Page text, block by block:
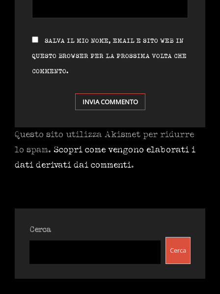
SALVA IL MIO NOME, EMAIL E SITO WEB IN
QUESTO BROWSER PER LA PROSSIMA VOLTA CHE
COMMENTO.
Questo sito utilizza Akismet per ridurre
lo spam. Scopri come vengono elaborati i
dati derivati dai commenti.
Cerca
Cerca